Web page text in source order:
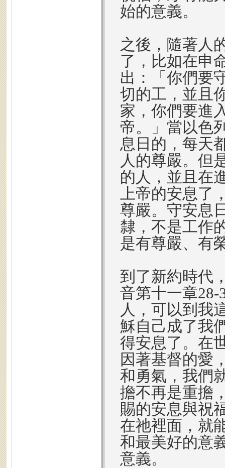
始的意義。
之後，隨著人
了，比如在申
出：「你們要
切的工，並且
家，你們要進
帝。」當以色
息日的，每天
人的尊嚴。但
的人，並且在
上帝的安息了
尊嚴。守安息
隸，不是工作
是有尊嚴、有
到了新約時代
音第十一章
人，可以到我
穌自己成了我
得安息了。在
因著基督的愛
和勇氣，我們
擔不再是重擔
賜的安息與祝
在祂裡面，就
和最美好的意
意義。